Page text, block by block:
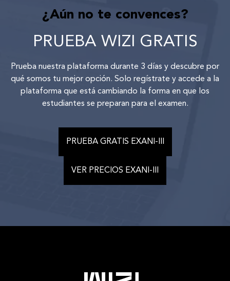
¿Aún no te convences?
PRUEBA WIZI GRATIS
Prueba nuestra plataforma durante 3 días y descubre por
qué somos tu mejor opción. Solo regístrate y accede a la
plataforma que está cambiando la forma en que los
estudiantes se preparan para el examen.
PRUEBA GRATIS EXANI-III
VER PRECIOS EXANI-III